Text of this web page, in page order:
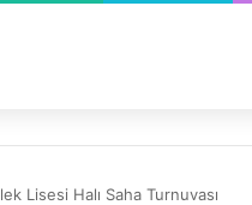
Lisesi Halı Saha Turnuvası